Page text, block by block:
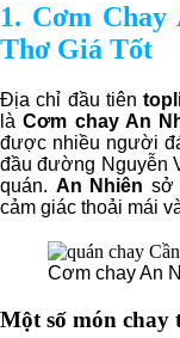
1. Cơm Chay
Thơ Giá Tốt
Địa chỉ đầu tiên
làCơm chay An
được nhiều người
đầu đường Nguyễn
quán. An Nhiên sở
cảm giác thoải mái
Cơm chay An
Một số món chay